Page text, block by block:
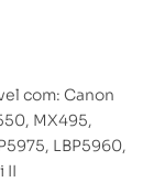
com: Canon
MX495,
LBP5960,
II